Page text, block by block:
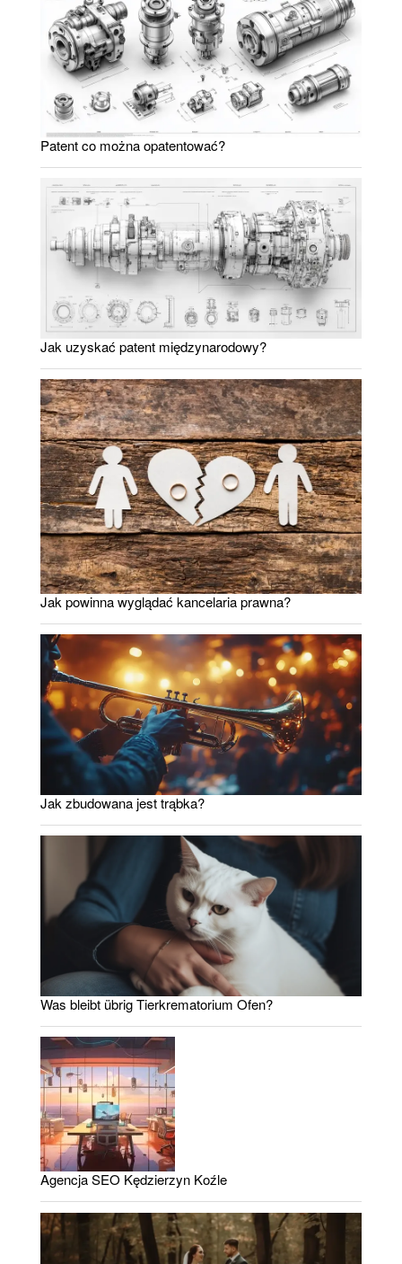
Patent co można opatentować?
Jak uzyskać patent międzynarodowy?
Jak powinna wyglądać kancelaria prawna?
Jak zbudowana jest trąbka?
Was bleibt übrig Tierkrematorium Ofen?
Agencja SEO Kędzierzyn Koźle